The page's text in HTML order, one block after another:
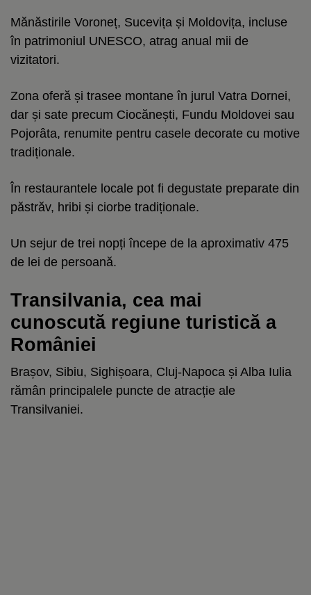
Mănăstirile Voroneț, Sucevița și Moldovița, incluse
în patrimoniul UNESCO, atrag anual mii de
vizitatori.
Zona oferă și trasee montane în jurul Vatra Dornei,
dar și sate precum Ciocănești, Fundu Moldovei sau
Pojorâta, renumite pentru casele decorate cu motive
tradiționale.
În restaurantele locale pot fi degustate preparate din
păstrăv, hribi și ciorbe tradiționale.
Un sejur de trei nopți începe de la aproximativ 475
de lei de persoană.
Transilvania, cea mai
cunoscută regiune turistică a
României
Brașov, Sibiu, Sighișoara, Cluj-Napoca și Alba Iulia
rămân principalele puncte de atracție ale
Transilvaniei.